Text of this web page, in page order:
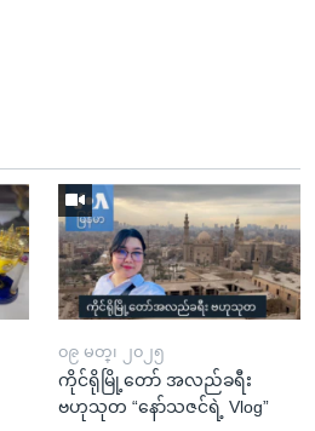
၀၉ မတ္၊ ၂၀၂၅
ကိုင်ရိုမြို့တော် အလည်ခရီး
ဗဟုသုတ “နော်သဇင်ရဲ့ Vlog”